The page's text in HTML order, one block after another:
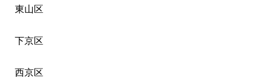
東山区
下京区
西京区